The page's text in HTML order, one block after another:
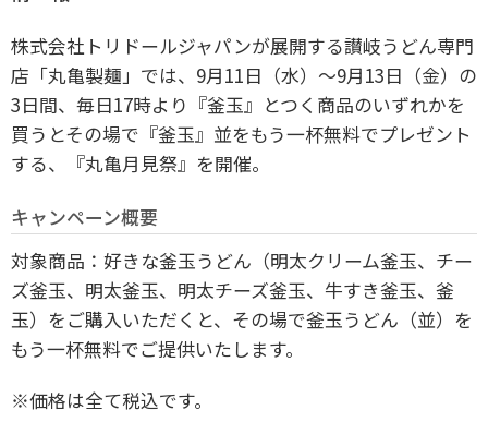
株式会社トリドールジャパンが展開する讃岐うどん専門
店「丸亀製麺」では、9月11日（水）～9月13日（金）の
3日間、毎日17時より『釜玉』とつく商品のいずれかを
買うとその場で『釜玉』並をもう一杯無料でプレゼント
する、『丸亀月見祭』を開催。
キャンペーン概要
対象商品：好きな釜玉うどん（明太クリーム釜玉、チー
ズ釜玉、明太釜玉、明太チーズ釜玉、牛すき釜玉、釜
玉）をご購入いただくと、その場で釜玉うどん（並）を
もう一杯無料でご提供いたします。
※価格は全て税込です。